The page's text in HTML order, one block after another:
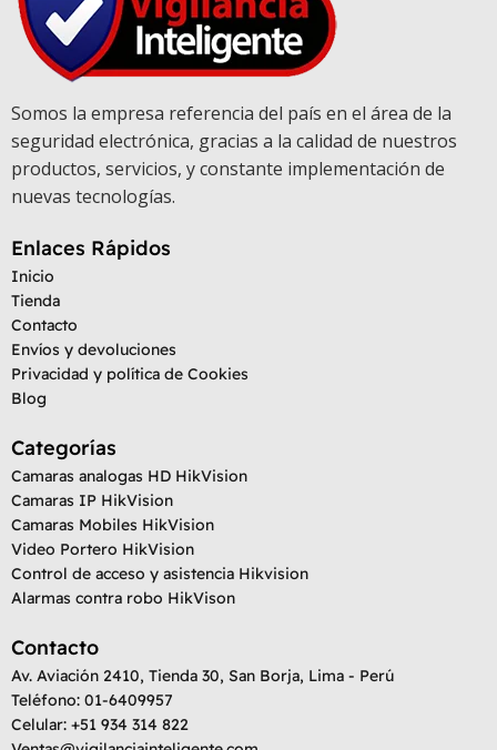
Somos la empresa referencia del país en el área de la
seguridad electrónica, gracias a la calidad de nuestros
productos, servicios, y constante implementación de
nuevas tecnologías.
Enlaces Rápidos
Inicio
Tienda
Contacto
Envíos y devoluciones
Privacidad y política de Cookies
Blog
Categorías
Camaras analogas HD HikVision
Camaras IP HikVision
Camaras Mobiles HikVision
Video Portero HikVision
Control de acceso y asistencia Hikvision
Alarmas contra robo HikVison
Contacto
Av. Aviación 2410, Tienda 30, San Borja, Lima - Perú
Teléfono: 01-6409957
Celular: +51 934 314 822